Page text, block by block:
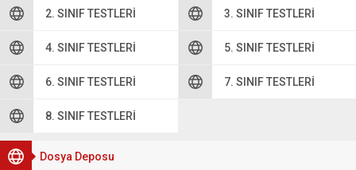
2. SINIF TESTLERI 3. SINIF TESTLERI
4. SINIF TESTLERI 5. SINIF TESTLERI
6. SINIF TESTLERI 7. SINIF TESTLERI
8. SINIF TESTLERI
Dosya Deposu